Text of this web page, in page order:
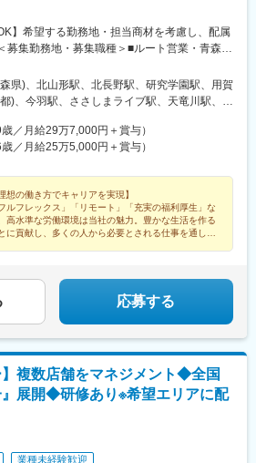
】希望する勤務地・担当商材を考慮し、配属
募集勤務地・募集職種＞■ルート営業・青森
山形市）・長野（長野市）・茨城（つくば
／上野）・静岡（浜松市）・三重（津市）・
）・広島（広島市）・愛媛（松山市）・鳥取
（さいたま市）・愛知（名古屋市）※初任地は
属となります。※異動については、勤務地のご
県)、北山形駅、北長野駅、研究学園駅、用賀
)、今羽駅、ささしまライブ駅、天竜川駅、高
上野駅、東宮原駅、米野駅、東三国駅、下祇
名鉄名古屋駅、祇園新橋北駅
／月給29万7,000円＋賞与）
／月給25万5,000円＋賞与）
理想の働き方でキャリアを実現】
フルフレックス」「リモート」「充実の福利厚生」な
高水準な労働環境は当社の魅力。豊かな生活を作る
に貢献し、多くの人から必要とされる仕事を通し
応募する
】複数店舗をマネジメント◆全国
展開◆研修あり※希望エリアに配
業種未経験歓迎